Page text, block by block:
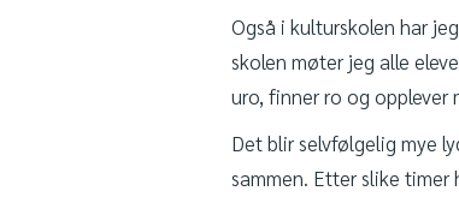
Også i kulturskolen har
skolen møter jeg alle
uro, finner ro og opplever
Det blir selvfølgelig mye
sammen. Etter slike